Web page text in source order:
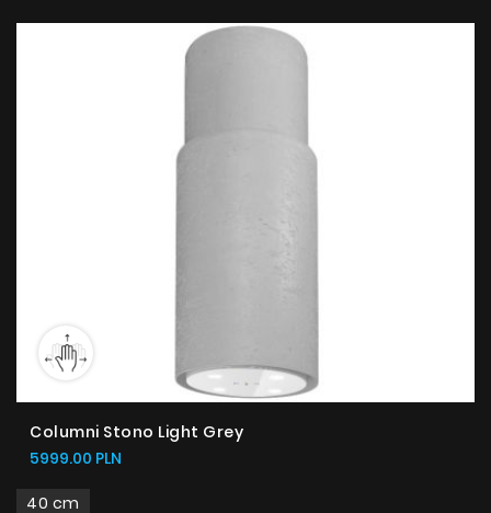
Columni Stono Light Grey
5999.00 PLN
40 cm